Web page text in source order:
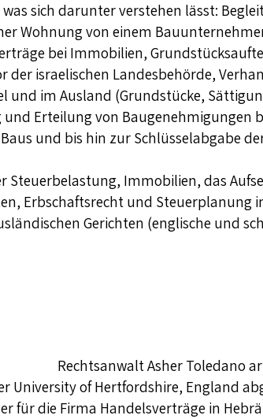
sich darunter verstehen lässt:
Wohnung von einem
bei Immobilien,
israelischen Landesbehörde,
im Ausland (Grundstücke,
Erteilung von Baugenehmigungen
und bis hin zur Schlüsselabgabe
Steuerbelastung, Immobilien, das
Erbschaftsrecht und Steuerplanung
Gerichten (englische und
Rechtsanwalt Asher Toledano
University of Hertfordshire, England
für die Firma Handelsverträge in